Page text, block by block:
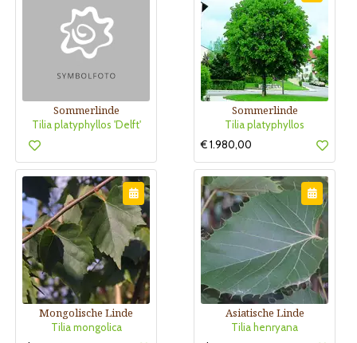
Sommerlinde
Tilia platyphyllos 'Delft'
Sommerlinde
Tilia platyphyllos
€ 1.980,00
Mongolische Linde
Tilia mongolica
Asiatische Linde
Tilia henryana